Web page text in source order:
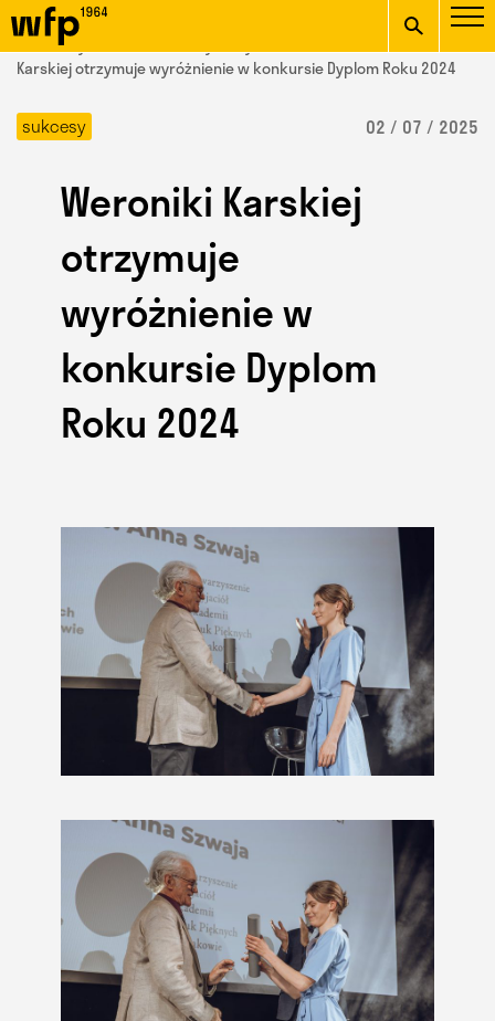
Oficjalna witryna
Wydziału Form
Przemysłowych ASP w
Krakowie
wpisz szukaną frazę
/ Wydział Form Przemysłowych /
Karskiej otrzymuje wyróżnienie w konkursie Dyplom Roku 2024
sukcesy 02 / 07 / 2025
Weroniki Karskiej
otrzymuje
wyróżnienie w
konkursie Dyplom
Roku 2024